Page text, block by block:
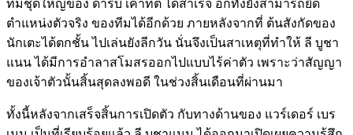
ทีมชุดใหญ่ของ ดาร์บี้ เค้าท์ตี้ ได้สำเร็จ อีกทั้งยังสามารถยึด
ตำแหน่งตัวจริง ของทีมได้อีกด้วย ภายหลังจากที่ ต้นสังกัดของ
นักเตะได้ตกชั้น ไปเล่นยังลีกวัน นั่นจึงเป็นสาเหตุที่ทำให้ ลี บูชา
แนน ได้มีการอำลาสโมสรออกไปแบบไร้ค่าตัว เพราะว่าสัญญา
ของเจ้าตัวนั้นสิ้นสุดลงพอดี ในช่วงสิ้นเดือนที่ผ่านมา
ทั้งนี้หลังจากเสร็จสิ้นการเปิดตัว กับทางด้านของ แวร์เดอร์ เบร